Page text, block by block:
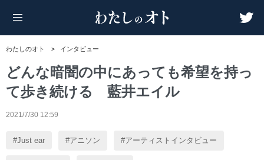
わたしのオト インタビュー
どんな暗闇の中にあっても希望を持っ
て歩き続ける 藍井エイル
2021/7/30 12:59
Just ear アニソン アーティストインタビュー